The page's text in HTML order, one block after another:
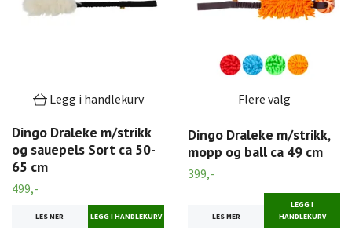
Legg i handlekurv
Dingo Draleke m/strikk
og sauepels Sort ca 50-
65 cm
499,-
LES MER
Flere valg
Dingo Draleke m/strikk,
mopp og ball ca 49 cm
399,-
LES MER
LEGG I
HANDLEKURV